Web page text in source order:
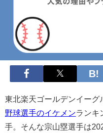
東北楽天ゴールデンイーグ
野球選手のイケメンランキ
手。そんな宗山塁選手は